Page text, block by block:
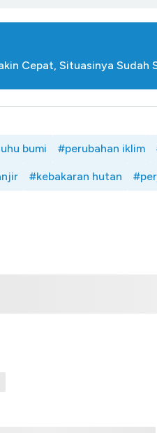
Cepat, Situasinya Sudah
bumi #perubahan iklim
#kebakaran hutan